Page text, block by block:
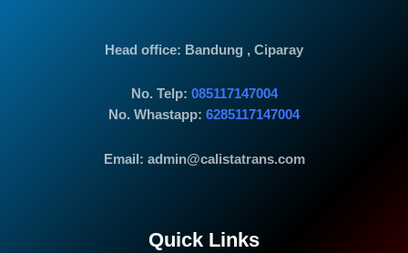
Head office: Bandung , Ciparay
No. Telp: 085117147004
No. Whastapp: 6285117147004
Email: admin@calistatrans.com
Quick Links